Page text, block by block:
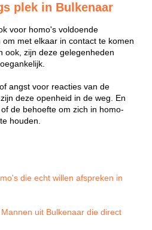
plek in Bulkenaar
voor homo's voldoende
met elkaar in contact te komen
ook, zijn deze gelegenheden
angst voor reacties van de
deze openheid in de weg. En
de behoefte om zich in homo-
houden.
die echt willen afspreken in
uit Bulkenaar die direct